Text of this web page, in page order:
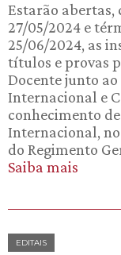
Estarão abertas,
27/05/2024 e
25/06/2024, as
títulos e provas
Docente junto
Internacional e
conhecimento
Internacional,
do Regimento
Saiba mais
EDITAIS